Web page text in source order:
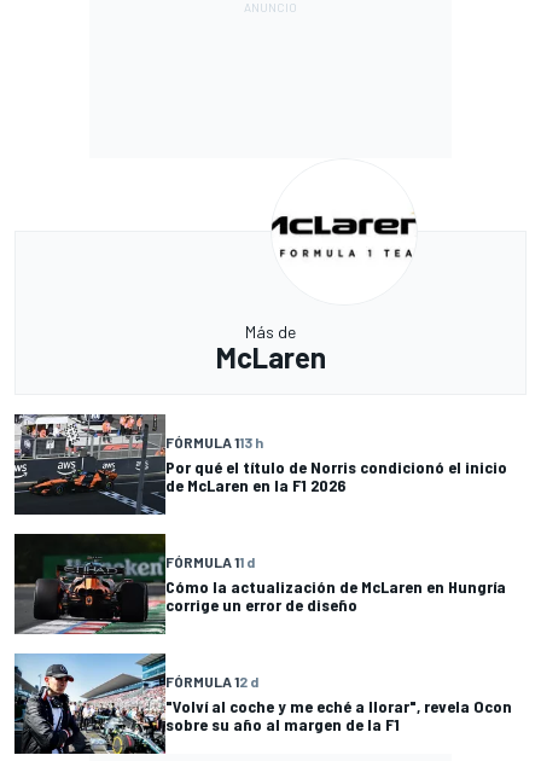
Más de
McLaren
FÓRMULA 113 h
Por qué el título de Norris condicionó el inicio
de McLaren en la F1 2026
FÓRMULA 11 d
Cómo la actualización de McLaren en Hungría
corrige un error de diseño
FÓRMULA 12 d
"Volví al coche y me eché a llorar", revela Ocon
sobre su año al margen de la F1